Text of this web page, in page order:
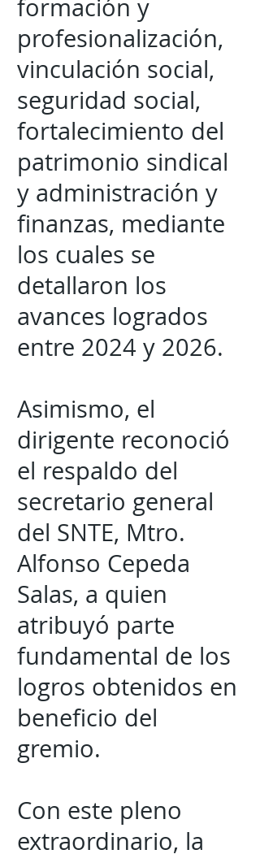
formación y
profesionalización,
vinculación social,
seguridad social,
fortalecimiento del
patrimonio sindical
y administración y
finanzas, mediante
los cuales se
detallaron los
avances logrados
entre 2024 y 2026.
Asimismo, el
dirigente reconoció
el respaldo del
secretario general
del SNTE, Mtro.
Alfonso Cepeda
Salas, a quien
atribuyó parte
fundamental de los
logros obtenidos en
beneficio del
gremio.
Con este pleno
extraordinario, la